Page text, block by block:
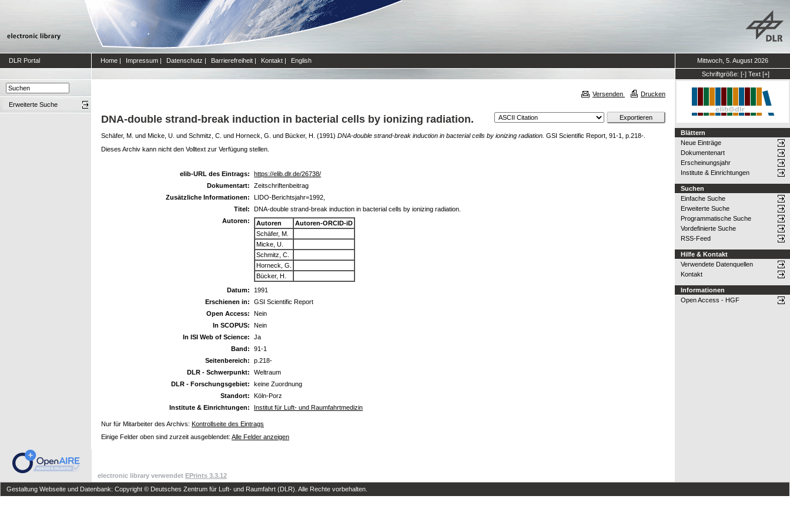
DLR Portal Home | Impressum | Datenschutz | Barrierefreiheit | Kontakt | English
Mittwoch, 5. August 2026
Schriftgröße: [-] Text [+]
Erweiterte Suche
Versenden Drucken
DNA-double strand-break induction in bacterial cells by ionizing radiation.
Schäfer, M. und Micke, U. und Schmitz, C. und Horneck, G. und Bücker, H. (1991) DNA-double strand-break induction in bacterial cells by ionizing radiation. GSI Scientific Report, 91-1, p.218-.
Dieses Archiv kann nicht den Volltext zur Verfügung stellen.
elib-URL des Eintrags:
https://elib.dlr.de/26738/
Dokumentart:
Zeitschriftenbeitrag
Zusätzliche Informationen:
LIDO-Berichtsjahr=1992,
Titel:
DNA-double strand-break induction in bacterial cells by ionizing radiation.
Autoren:
Autoren
Autoren-ORCID-iD
Schäfer, M.
Micke, U.
Schmitz, C.
Horneck, G.
Bücker, H.
Datum:
1991
Erschienen in:
GSI Scientific Report
Open Access:
Nein
In SCOPUS:
Nein
In ISI Web of Science:
Ja
Band:
91-1
Seitenbereich:
p.218-
DLR - Schwerpunkt:
Weltraum
DLR - Forschungsgebiet:
keine Zuordnung
Standort:
Köln-Porz
Institute & Einrichtungen:
Institut für Luft- und Raumfahrtmedizin
Nur für Mitarbeiter des Archivs: Kontrollseite des Eintrags
Einige Felder oben sind zurzeit ausgeblendet: Alle Felder anzeigen
Blättern
Neue Einträge
Dokumentenart
Erscheinungsjahr
Institute & Einrichtungen
Suchen
Einfache Suche
Erweiterte Suche
Programmatische Suche
Vordefinierte Suche
RSS-Feed
Hilfe & Kontakt
Verwendete Datenquellen
Kontakt
Informationen
Open Access - HGF
electronic library verwendet EPrints 3.3.12
Gestaltung Webseite und Datenbank: Copyright © Deutsches Zentrum für Luft- und Raumfahrt (DLR). Alle Rechte vorbehalten.